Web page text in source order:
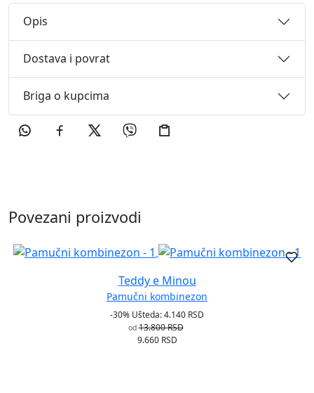
Opis
Dostava i povrat
Briga o kupcima
Povezani proizvodi
Teddy e Minou
Pamučni kombinezon
-30% Ušteda: 4.140 RSD
od 13.800 RSD
9.660 RSD